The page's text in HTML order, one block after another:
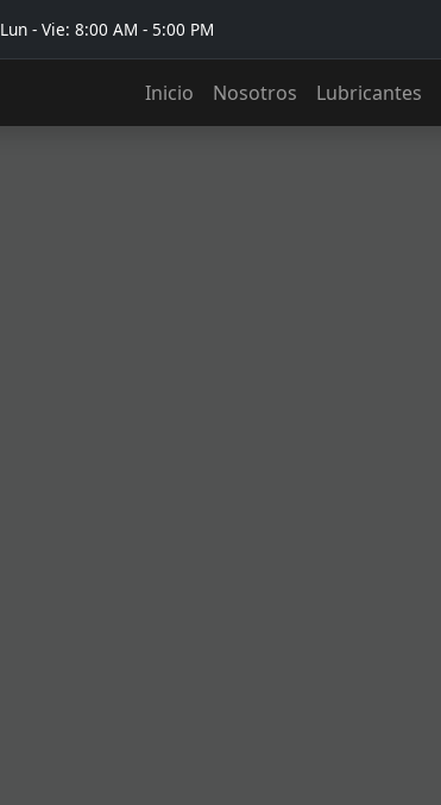
Lun - Vie: 8:00 AM - 5:00 PM
Inicio Nosotros Lubricantes